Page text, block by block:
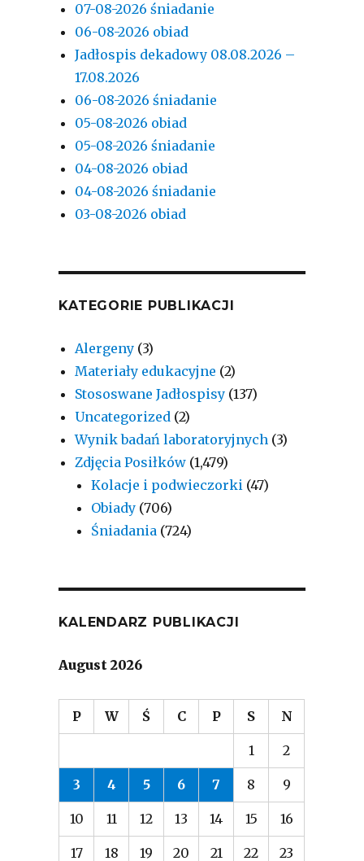
07-08-2026 śniadanie
06-08-2026 obiad
Jadłospis dekadowy 08.08.2026 –
17.08.2026
06-08-2026 śniadanie
05-08-2026 obiad
05-08-2026 śniadanie
04-08-2026 obiad
04-08-2026 śniadanie
03-08-2026 obiad
KATEGORIE PUBLIKACJI
Alergeny (3)
Materiały edukacyjne (2)
Stososwane Jadłospisy (137)
Uncategorized (2)
Wynik badań laboratoryjnych (3)
Zdjęcia Posiłków (1,479)
Kolacje i podwieczorki (47)
Obiady (706)
Śniadania (724)
KALENDARZ PUBLIKACJI
August 2026
P W Ś C P S N
1 2
3 4 5 6 7 8 9
10 11 12 13 14 15 16
17 18 19 20 21 22 23